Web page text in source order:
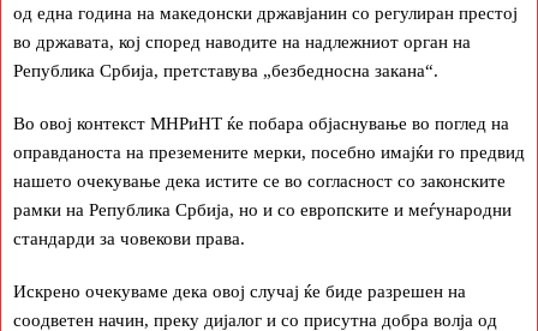
од една година на македонски државјанин со регулиран престој
во државата, кој според наводите на надлежниот орган на
Република Србија, претставува „безбедносна закана“.
Во овој контекст МНРиНТ ќе побара објаснување во поглед на
оправданоста на преземените мерки, посебно имајќи го предвид
нашето очекување дека истите се во согласност со законските
рамки на Република Србија, но и со европските и меѓународни
стандарди за човекови права.
Искрено очекуваме дека овој случај ќе биде разрешен на
соодветен начин, преку дијалог и со присутна добра волја од